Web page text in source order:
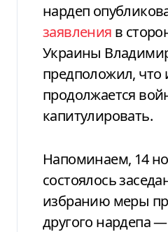
нардеп
заявления в
Украины
предположил, что
продолжается
капитулировать.
Напоминаем, 14
состоялось
избранию меры
другого нардепа —